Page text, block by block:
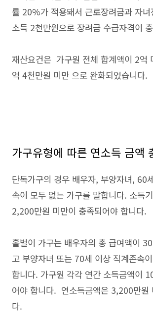
률 20%가 적용돼서 근로장려금과 자녀
소득 2천만원으로 장려금 수급자격이
재산요건은 가구원 전체 합계액이 2억
억 4천만원 미만 으로 완화되었습니다.
가구유형에 따른 연소득 금액
단독가구의 경우 배우자, 부양자녀, 60
속이 모두 없는 가구를 말합니다. 소득
2,200만원 미만이 충족되어야 합니다.
홑벌이 가구는 배우자의 총 급여액이
고 부양자녀 또는 70세 이상 직계존속
합니다. 가구원 각각 연간 소득금액이
어야 합니다. 연소득금액은 3,200만원
다.